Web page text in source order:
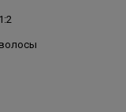
1:2
волосы